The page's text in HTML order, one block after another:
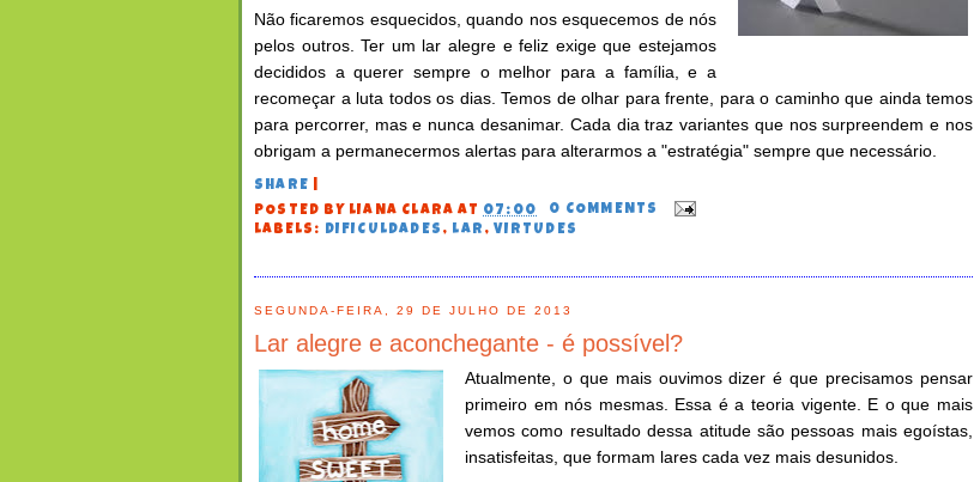
Não ficaremos esquecidos, quando nos esquecemos de nós
pelos outros. Ter um lar alegre e feliz exige que estejamos
decididos a querer sempre o melhor para a família, e a
recomeçar a luta todos os dias. Temos de olhar para frente, para o caminho que ainda temos
para percorrer, mas e nunca desanimar. Cada dia traz variantes que nos surpreendem e nos
obrigam a permanecermos alertas para alterarmos a "estratégia" sempre que necessário.
SHARE
POSTED BY LIANA CLARA AT 07:00
0 COMMENTS
LABELS: DIFICULDADES , LAR ,VIRTUDES
SEGUNDA-FEIRA, 29 DE JULHO DE 2013
Lar alegre e aconchegante - é possível?
Atualmente, o que mais ouvimos dizer é que precisamos pensar
primeiro em nós mesmas. Essa é a teoria vigente. E o que mais
vemos como resultado dessa atitude são pessoas mais egoístas,
insatisfeitas, que formam lares cada vez mais desunidos.